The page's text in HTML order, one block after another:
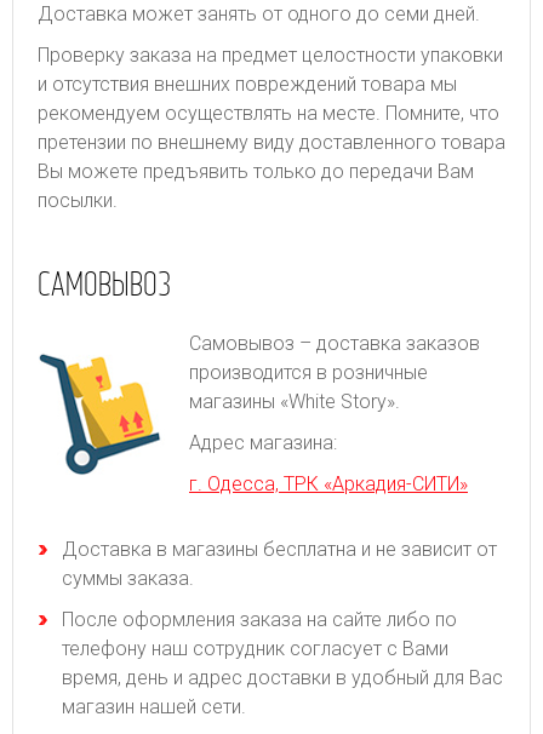
Доставка может занять от одного до семи дней.
Проверку заказа на предмет целостности упаковки
и отсутствия внешних повреждений товара мы
рекомендуем осуществлять на месте. Помните, что
претензии по внешнему виду доставленного товара
Вы можете предъявить только до передачи Вам
посылки.
САМОВЫВОЗ
Самовывоз – доставка заказов
производится в розничные
магазины «White Story».
Адрес магазина:
г. Одесса, ТРК «Аркадия-СИТИ»
Доставка в магазины бесплатна и не зависит от
суммы заказа.
После оформления заказа на сайте либо по
телефону наш сотрудник согласует с Вами
время, день и адрес доставки в удобный для Вас
магазин нашей сети.